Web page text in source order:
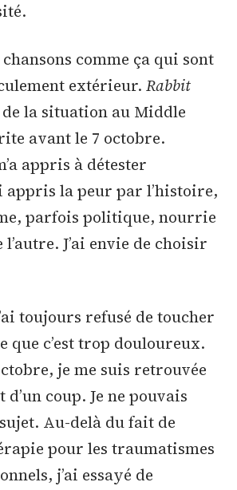
comme ça qui sont
extérieur. Rabbit
la situation au Middle
avant le 7 octobre.
appris à détester
appris la peur par l’histoire,
parfois politique, nourrie
J’ai envie de choisir
toujours refusé de toucher
que c’est trop douloureux.
je me suis retrouvée
coup. Je ne pouvais
Au-delà du fait de
pour les traumatismes
j’ai essayé de